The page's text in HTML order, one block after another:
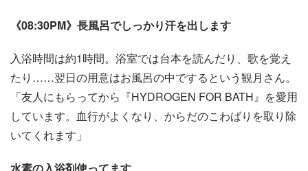
《08:30PM》長風呂でしっかり汗を出します
入浴時間は約1時間。浴室では台本を読んだり、歌を覚え
たり……翌日の用意はお風呂の中でするという観月さん。
「友人にもらってから『HYDROGEN FOR BATH』を愛用
しています。血行がよくなり、からだのこわばりを取り除
いてくれます」
水素の入浴剤使ってます